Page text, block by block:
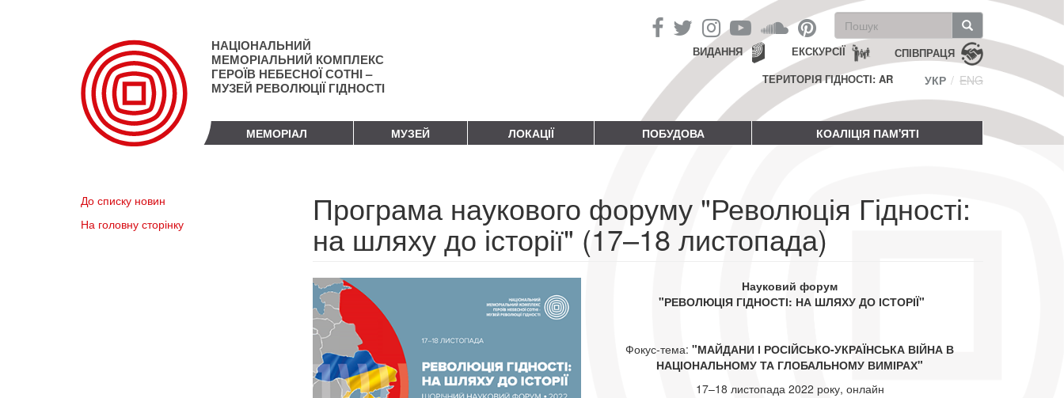
НАЦІОНАЛЬНИЙ
МЕМОРІАЛЬНИЙ КОМПЛЕКС
ГЕРОЇВ НЕБЕСНОЇ СОТНІ –
МУЗЕЙ РЕВОЛЮЦІЇ ГІДНОСТІ
Пошукова
форма
Пошук СПІВПРАЦЯ
ЕКСКУРСІЇ
ВИДАННЯ
ТЕРИТОРІЯ ГІДНОСТІ: AR
УКР ENG
МЕМОРІАЛ МУЗЕЙ ЛОКАЦІЇ ПОБУДОВА КОАЛІЦІЯ ПАМ'ЯТІ
До списку новин
На головну сторінку
Програма наукового форуму "Революція Гідності:
на шляху до історії" (17–18 листопада)
Науковий форум
"РЕВОЛЮЦІЯ ГІДНОСТІ: НА ШЛЯХУ ДО ІСТОРІЇ"
Фокус-тема:"МАЙДАНИ І РОСІЙСЬКО-УКРАЇНСЬКА ВІЙНА В
НАЦІОНАЛЬНОМУ ТА ГЛОБАЛЬНОМУ ВИМІРАХ"
17–18 листопада 2022 року, онлайн